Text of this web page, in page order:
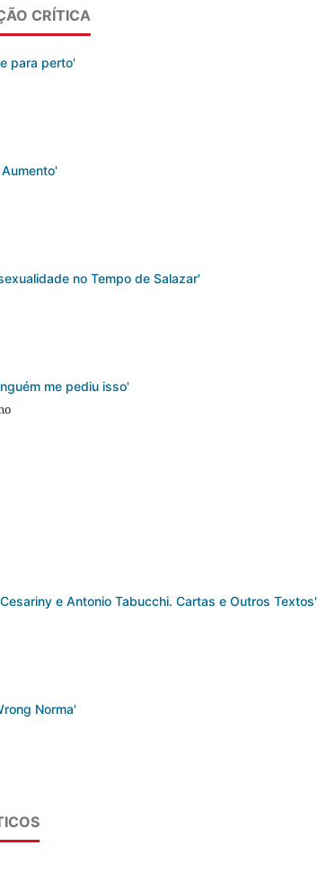
CRÍTICA
para perto'
no Tempo de Salazar'
me pediu isso'
e Antonio Tabucchi. Cartas e Outros Textos'
Norma'